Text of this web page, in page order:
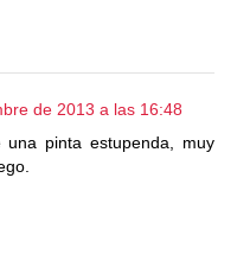
de 2013 a las 16:48
pinta estupenda, muy